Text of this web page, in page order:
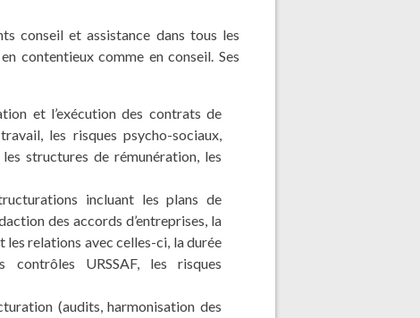
conseil et assistance dans tous les
contentieux comme en conseil. Ses
et l’exécution des contrats de
les risques psycho-sociaux,
structures de rémunération, les
incluant les plans de
des accords d’entreprises, la
les relations avec celles-ci, la durée
contrôles URSSAF, les risques
(audits, harmonisation des